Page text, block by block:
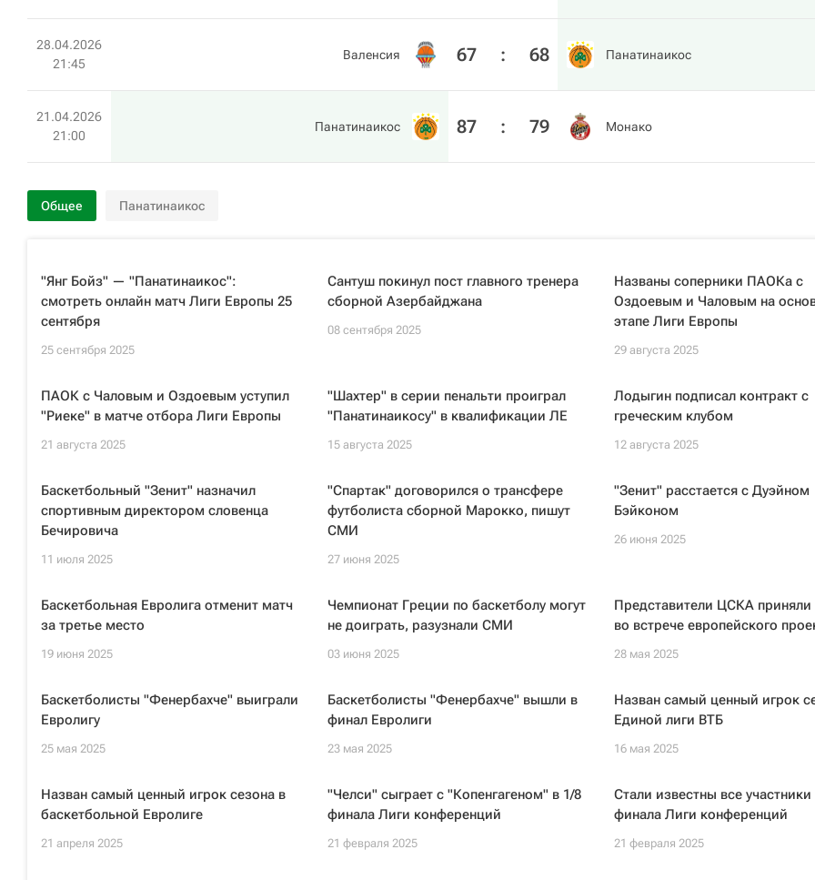
28.04.2026
21:45
Валенсия 67 : 68 Панатинаикос
21.04.2026
21:00
Панатинаикос 87 : 79 Монако
Общее Панатинаикос
"Янг Бойз" — "Панатинаикос":
смотреть онлайн матч Лиги Европы 25
сентября
25 сентября 2025
Сантуш покинул пост главного тренера
сборной Азербайджана
08 сентября 2025
Названы соперники ПАОКа с
Оздоевым и Чаловым на
этапе Лиги Европы
29 августа 2025
ПАОК с Чаловым и Оздоевым уступил
"Риеке" в матче отбора Лиги Европы
21 августа 2025
"Шахтер" в серии пенальти проиграл
"Панатинаикосу" в квалификации ЛЕ
15 августа 2025
Лодыгин подписал контракт с
греческим клубом
12 августа 2025
Баскетбольный "Зенит" назначил
спортивным директором словенца
Бечировича
11 июля 2025
"Спартак" договорился о трансфере
футболиста сборной Марокко, пишут
СМИ
27 июня 2025
"Зенит" расстается с Дуэйном
Бэйконом
26 июня 2025
Баскетбольная Евролига отменит матч
за третье место
19 июня 2025
Чемпионат Греции по баскетболу могут
не доиграть, разузнали СМИ
03 июня 2025
Представители ЦСКА приняли
во встрече европейского
28 мая 2025
Баскетболисты "Фенербахче" выиграли
Евролигу
25 мая 2025
Баскетболисты "Фенербахче" вышли в
финал Евролиги
23 мая 2025
Назван самый ценный игрок
Единой лиги ВТБ
16 мая 2025
Назван самый ценный игрок сезона в
баскетбольной Евролиге
21 апреля 2025
"Челси" сыграет с "Копенгагеном" в 1/8
финала Лиги конференций
21 февраля 2025
Стали известны все участники
финала Лиги конференций
21 февраля 2025